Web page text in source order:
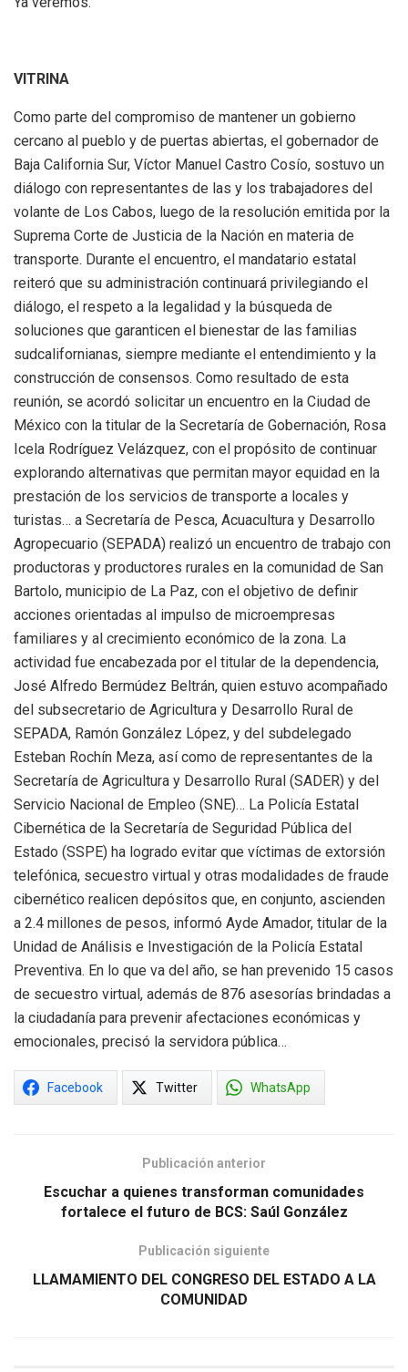
VITRINA
Como parte del compromiso de mantener un gobierno
cercano al pueblo y de puertas abiertas, el gobernador de
Baja California Sur, Víctor Manuel Castro Cosío, sostuvo un
diálogo con representantes de las y los trabajadores del
volante de Los Cabos, luego de la resolución emitida por la
Suprema Corte de Justicia de la Nación en materia de
transporte. Durante el encuentro, el mandatario estatal
reiteró que su administración continuará privilegiando el
diálogo, el respeto a la legalidad y la búsqueda de
soluciones que garanticen el bienestar de las familias
sudcalifornianas, siempre mediante el entendimiento y la
construcción de consensos. Como resultado de esta
reunión, se acordó solicitar un encuentro en la Ciudad de
México con la titular de la Secretaría de Gobernación, Rosa
Icela Rodríguez Velázquez, con el propósito de continuar
explorando alternativas que permitan mayor equidad en la
prestación de los servicios de transporte a locales y
turistas… a Secretaría de Pesca, Acuacultura y Desarrollo
Agropecuario (SEPADA) realizó un encuentro de trabajo con
productoras y productores rurales en la comunidad de San
Bartolo, municipio de La Paz, con el objetivo de definir
acciones orientadas al impulso de microempresas
familiares y al crecimiento económico de la zona. La
actividad fue encabezada por el titular de la dependencia,
José Alfredo Bermúdez Beltrán, quien estuvo acompañado
del subsecretario de Agricultura y Desarrollo Rural de
SEPADA, Ramón González López, y del subdelegado
Esteban Rochín Meza, así como de representantes de la
Secretaría de Agricultura y Desarrollo Rural (SADER) y del
Servicio Nacional de Empleo (SNE)… La Policía Estatal
Cibernética de la Secretaría de Seguridad Pública del
Estado (SSPE) ha logrado evitar que víctimas de extorsión
telefónica, secuestro virtual y otras modalidades de fraude
cibernético realicen depósitos que, en conjunto, ascienden
a 2.4 millones de pesos, informó Ayde Amador, titular de la
Unidad de Análisis e Investigación de la Policía Estatal
Preventiva. En lo que va del año, se han prevenido 15 casos
de secuestro virtual, además de 876 asesorías brindadas a
la ciudadanía para prevenir afectaciones económicas y
emocionales, precisó la servidora pública…
Facebook Twitter WhatsApp
Publicación anterior
Escuchar a quienes transforman comunidades
fortalece el futuro de BCS: Saúl González
Publicación siguiente
LLAMAMIENTO DEL CONGRESO DEL ESTADO A LA
COMUNIDAD